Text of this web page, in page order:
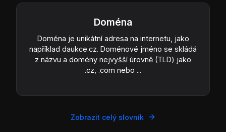
Doména
Doména je unikátní adresa na internetu, jako
například daukce.cz. Doménové jméno se skládá
z názvu a domény nejvyšší úrovně (TLD) jako
.cz, .com nebo ...
Zobrazit celý slovník